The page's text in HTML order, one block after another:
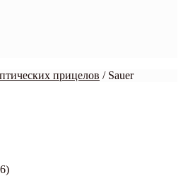
прицелов / Sauer